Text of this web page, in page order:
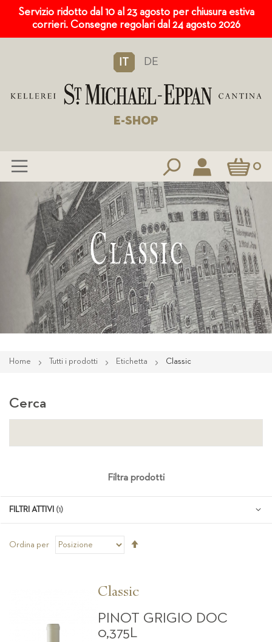
Servizio ridotto dal 10 al 23 agosto per chiusura estiva
corrieri. Consegne regolari dal 24 agosto 2026
IT DE
E-SHOP
Carrello0
contenuto
Home Tutti i prodotti Etichetta Classic
Ordina per
Classic
PINOT GRIGIO DOC
0,375L
Cerca
Filtra prodotti
FILTRI ATTIVI